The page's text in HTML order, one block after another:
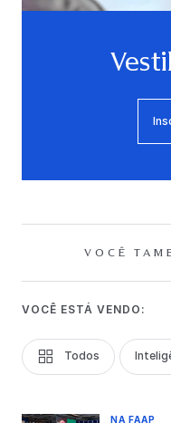
VOCÊ
VOCÊ ESTÁ VENDO:
Todos
NA FAAP